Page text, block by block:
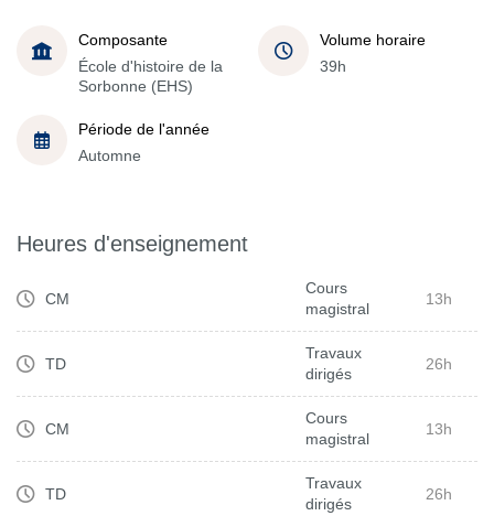
Composante
École d'histoire de la
Sorbonne (EHS)
Volume horaire
39h
Période de l'année
Automne
Heures d'enseignement
CM
Cours
magistral
13h
TD
Travaux
dirigés
26h
CM
Cours
magistral
13h
TD
Travaux
dirigés
26h